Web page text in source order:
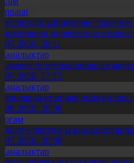
ұрпақтары»
қорытынды
20:11
теміржолшылар
17:15
отандық өнім
20:06
партиясы
20:08